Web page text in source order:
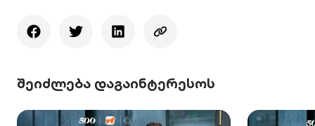
შეიძლება დაგაინტერესოს